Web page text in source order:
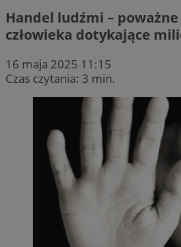
Handel ludźmi –
człowieka dotykające
16 maja 2025 11:15
Czas czytania: 3 min.